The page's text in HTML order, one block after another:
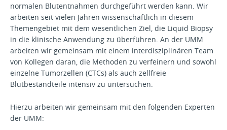
normalen Blutentnahmen durchgeführt werden kann. Wir
arbeiten seit vielen Jahren wissenschaftlich in diesem
Themengebiet mit dem wesentlichen Ziel, die Liquid Biopsy
in die klinische Anwendung zu überführen. An der UMM
arbeiten wir gemeinsam mit einem interdisziplinären Team
von Kollegen daran, die Methoden zu verfeinern und sowohl
einzelne Tumorzellen (CTCs) als auch zellfreie
Blutbestandteile intensiv zu untersuchen.
Hierzu arbeiten wir gemeinsam mit den folgenden Experten
der UMM: